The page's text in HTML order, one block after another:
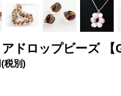
アドロップビーズ
(税別)